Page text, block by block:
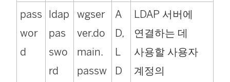
pass
wor
d
ldap
pas
swo
rd
wgser
ver.do
main.
passw
A
D,
L
D
LDAP 서버에
연결하는 데
사용할 사용자
계정의